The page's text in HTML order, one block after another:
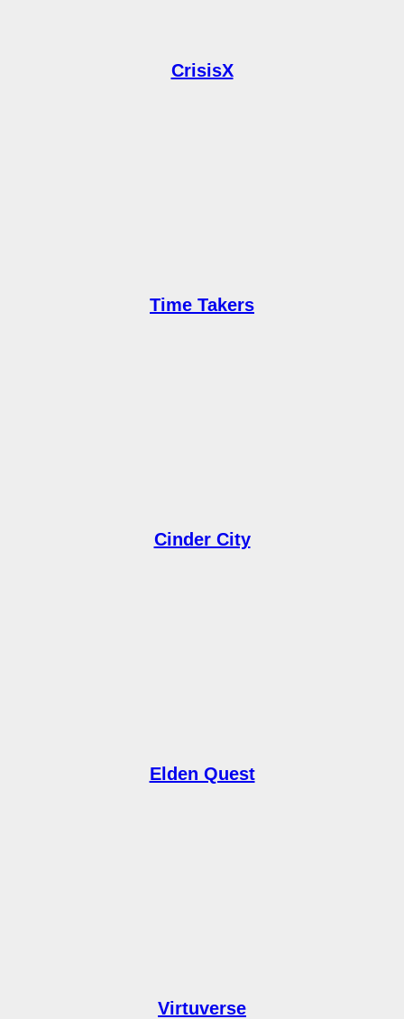
CrisisX
Time Takers
Cinder City
Elden Quest
Virtuverse